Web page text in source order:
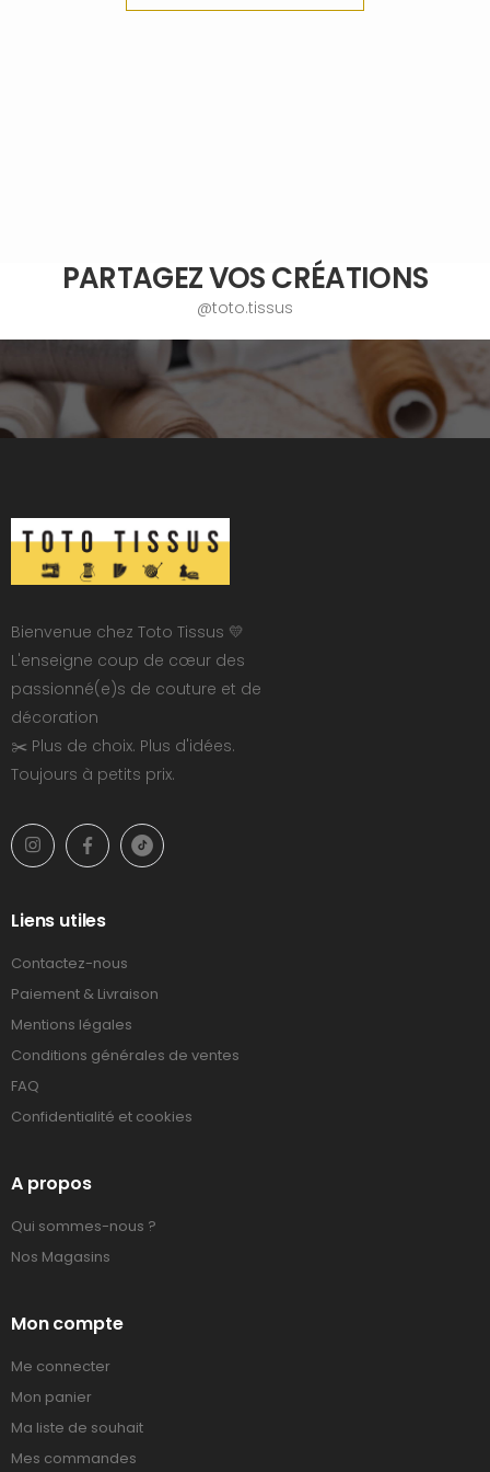
PARTAGEZ VOS CRÉATIONS
@toto.tissus
Bienvenue chez Toto Tissus 💛
L'enseigne coup de cœur des
passionné(e)s de couture et de
décoration
✂️ Plus de choix. Plus d'idées.
Toujours à petits prix.
Liens utiles
Contactez-nous
Paiement & Livraison
Mentions légales
Conditions générales de ventes
FAQ
Confidentialité et cookies
A propos
Qui sommes-nous ?
Nos Magasins
Mon compte
Me connecter
Mon panier
Ma liste de souhait
Mes commandes